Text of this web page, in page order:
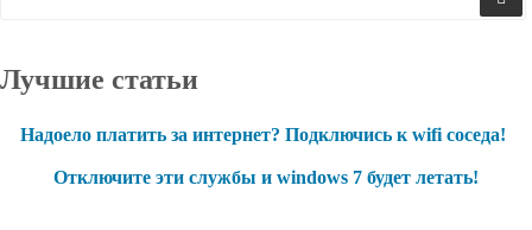
Лучшие статьи
Надоело платить за интернет? Подключись к wifi соседа!
Отключите эти службы и windows 7 будет летать!